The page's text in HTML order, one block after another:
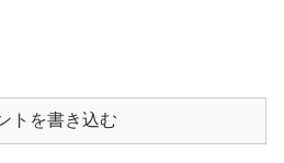
トを書き込む